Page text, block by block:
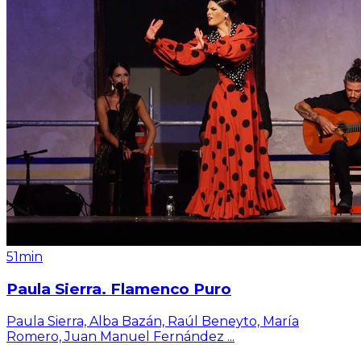
51min
Paula Sierra. Flamenco Puro
Paula Sierra, Alba Bazán, Raúl Beneyto, María
Romero, Juan Manuel Fernández ...